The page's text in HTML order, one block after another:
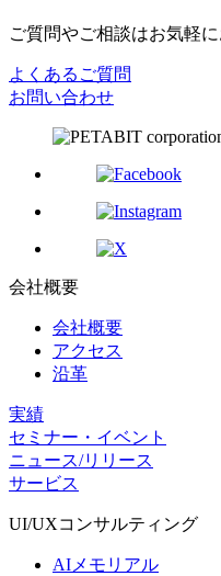
ご質問やご相談はお気軽
よくあるご質問
お問い合わせ
会社概要
会社概要
アクセス
沿革
実績
セミナー・イベント
ニュース/リリース
サービス
UI/UXコンサルティング
AIメモリアル